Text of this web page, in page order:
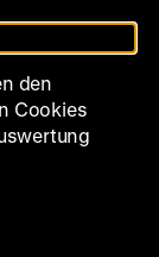
1991 –
den
Cookies